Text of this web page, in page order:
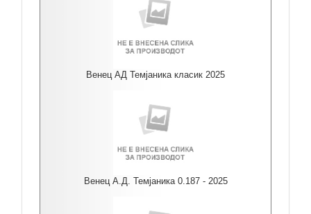
Венец АД Темјаника класик 2025
Венец А.Д. Темјаника 0.187 - 2025